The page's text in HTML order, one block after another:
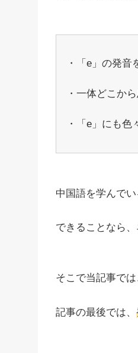
・「e」の発音
・一体どこか
・「e」にも色
中国語を学んで
できることなら
そこで当記事では
記事の最後では、